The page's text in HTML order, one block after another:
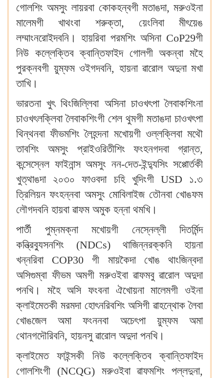
গোলশিং অমসুং লায়রবা কোকহন্বগী মতাঙদা, মরুওইনা
মালেমগী খাথংবা শরুক্তা, য়েংলিবা মীৎয়েঙ
লম্মাংনরোইদবনি‍। হায়রিবা পরমশিং অসিনা CoP29গী
নিউ কল্লেক্তিব ক্বান্তিফাইদ গোলগী অকন্বা মহৈ
পুরক্নবগী য়ুম্ফম ওইগদবনি, হায়না ৱারোল অদুনা মখা
তাখি‍।
ভারতনা খুৎ থিংজিল্লিবা অসিনা চাওখৎপা লৈবাকশিংনা
চাওখৎলক্লিবা লৈবাকশিংগী শেল থুমগী মতাঙদা চাওখৎপা
থিন্থনবা ফীভমশিং লৈহন্দনা মখোয়গী ওল্লক্লিবা মথৌ
তাবশিং অমসুং প্রাইওরিতীশিং ফংহনগদবা গ্রান্ত,
কন্সেস্নেল ফাইনান্স অমসুং নন-দেত-ইন্দ্যুসিং সপ্পোর্তকী
খুত্থাঙদা ২০৩০ ফাওবদা চহি খুদিংগী USD ১.৩
ত্রিলিয়ন ফংহন্নবা অমসুং মোবিলাইজ তৌনবা খোঙফম
লৌগদবনি হায়বা ৱাফম অমুক হন্না থমখি‍।
পার্তী পুম্নমক্না মখোয়গী নেস্নেল্লী দিতর্মিন্দ
কন্ত্রিব্যুসনশিং (NDCs) থাজিন্নরক্কনি হায়না
খন্নরিবা COP30 গী মায়কৈদা খোঙ থাংজিন্বদা
অসিগুম্বা ফীভম অমগী মরুওইবা ৱাফমবু ৱারোল অদুদা
পনখি‍। মহৈ অসি ফংবনা ঐখোয়না মালেমগী ওইনা
ক্লাইমেতকী মরমদা হোৎনরিবশিং অসিগী ৱাহন্থোক লৈবা
খোঙজেল অমা ফংননবা অচেৎপা য়ুম্ফম অমা
থোনগদৌরিবনি, হায়নসু ৱারোল অদুদা পনখি‍।
ক্লাইমেত ফাইন্সকী নিউ কল্লেক্তিব ক্বান্তিফাইদ
গোলশিংগী (NCQG) মরুওইবা ৱাফমশিং পল্লদুনা,